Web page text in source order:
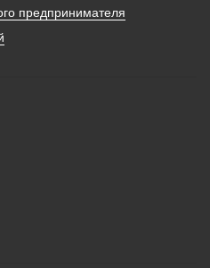
предпринимателя